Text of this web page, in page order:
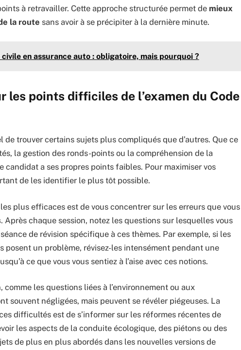
à retravailler. Cette approche structurée permet de mieux
la route sans avoir à se précipiter à la dernière minute.
en assurance auto : obligatoire, mais pourquoi ?
les points difficiles de l’examen du Code
de trouver certains sujets plus compliqués que d’autres. Que ce
la gestion des ronds-points ou la compréhension de la
candidat a ses propres points faibles. Pour maximiser vos
de les identifier le plus tôt possible.
plus efficaces est de vous concentrer sur les erreurs que vous
. Après chaque session, notez les questions sur lesquelles vous
de révision spécifique à ces thèmes. Par exemple, si les
posent un problème, révisez-les intensément pendant une
ce que vous vous sentiez à l’aise avec ces notions.
comme les questions liées à l’environnement ou aux
souvent négligées, mais peuvent se révéler piégeuses. La
difficultés est de s’informer sur les réformes récentes de
les aspects de la conduite écologique, des piétons ou des
de plus en plus abordés dans les nouvelles versions de